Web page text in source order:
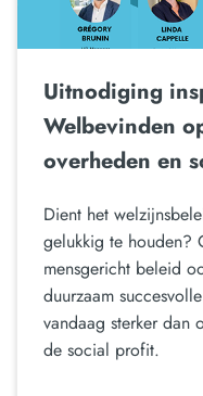
Uitnodiging
Welbevinden
overheden en
Dient het
gelukkig te houden?
mensgericht beleid
duurzaam
vandaag sterker dan
de social profit.